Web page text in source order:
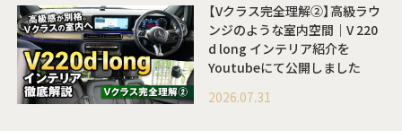
【Vクラス完全理解②】高級ラウ
ンジのような室内空間｜V 220
d long インテリア紹介を
Youtubeにて公開しました
2026.07.31